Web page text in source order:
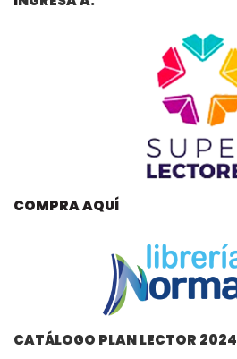
COMPRA AQUÍ
CATÁLOGO PLAN LECTOR 2024